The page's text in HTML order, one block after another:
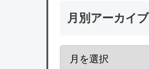
月別アーカイブ